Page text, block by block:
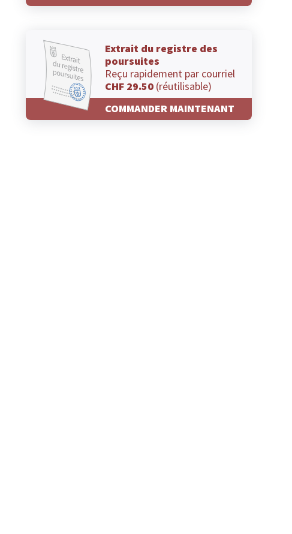
Extrait du registre des
poursuites
Reçu rapidement par courriel
CHF 29.50 (réutilisable)
COMMANDER MAINTENANT